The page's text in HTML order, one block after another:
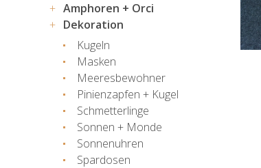
Amphoren + Orci
Dekoration
Kugeln
Masken
Meeresbewohner
Pinienzapfen + Kugel
Schmetterlinge
Sonnen + Monde
Sonnenuhren
Spardosen